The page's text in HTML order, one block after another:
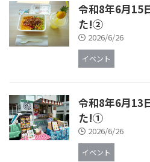
令和8年6月15
た!②
2026/6/26
イベント
令和8年6月13
た!①
2026/6/26
イベント